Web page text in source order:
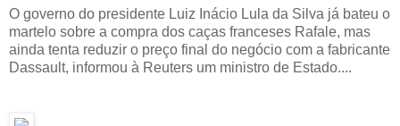
O governo do presidente Luiz Inácio Lula da Silva já bateu o
martelo sobre a compra dos caças franceses Rafale, mas
ainda tenta reduzir o preço final do negócio com a fabricante
Dassault, informou à Reuters um ministro de Estado....